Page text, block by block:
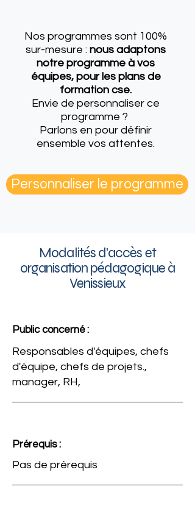
Nos programmes sont 100%
sur-mesure : nous adaptons
notre programme à vos
équipes, pour les plans de
formation cse.
Envie de personnaliser ce
programme ?
Parlons en pour définir
ensemble vos attentes.
Personnaliser le programme
Modalités d'accès et
organisation pédagogique à
Venissieux
Public concerné :
Responsables d'équipes, chefs
d'équipe, chefs de projets.,
manager, RH,
Prérequis :
Pas de prérequis